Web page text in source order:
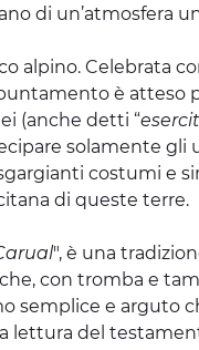
di un’atmosfera
alpino. Celebrata
è atteso
(anche detti “
solamente
costumi e
di queste terre.
", è una
con tromba e
semplice e arguto
lettura del